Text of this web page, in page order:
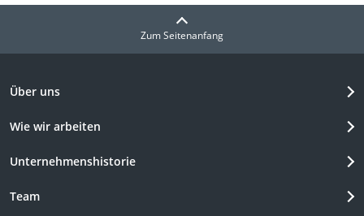
Zum Seitenanfang
Über uns
Wie wir arbeiten
Unternehmenshistorie
Team